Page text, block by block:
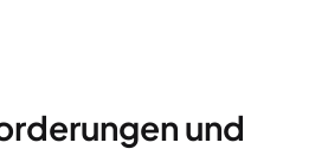
und